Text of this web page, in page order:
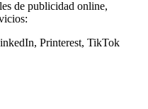
de publicidad online,
Printerest, TikTok